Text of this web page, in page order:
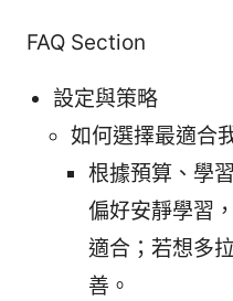
FAQ Section
設定與策略
如何選擇最適合
根據預算、學
偏好安靜學習
適合；若想多
善。